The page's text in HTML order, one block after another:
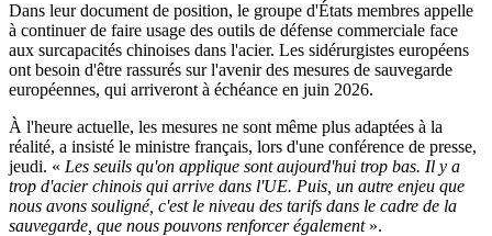
Dans leur document de position, le groupe d'États membres appelle
à continuer de faire usage des outils de défense commerciale face
aux surcapacités chinoises dans l'acier. Les sidérurgistes européens
ont besoin d'être rassurés sur l'avenir des mesures de sauvegarde
européennes, qui arriveront à échéance en juin 2026.
À l'heure actuelle, les mesures ne sont même plus adaptées à la
réalité, a insisté le ministre français, lors d'une conférence de presse,
jeudi. « Les seuils qu'on applique sont aujourd'hui trop bas. Il y a
trop d'acier chinois qui arrive dans l'UE. Puis, un autre enjeu que
nous avons souligné, c'est le niveau des tarifs dans le cadre de la
sauvegarde, que nous pouvons renforcer également ».